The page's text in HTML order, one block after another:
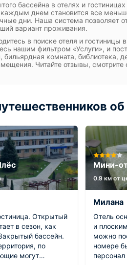
бассейна в отелях и
каждым днем становится все
дни. Наша система позволяет
вариант проживания.
в поиске отеля и
нашим фильтром «Услуги», и
бильярдная комната, библиотека,
Читайте отзывы, смотрите
Открытый
в сезон, как
бассейн.
по
могут
Мини-
0.9 км от
Милана
Отель
и
можно
номере